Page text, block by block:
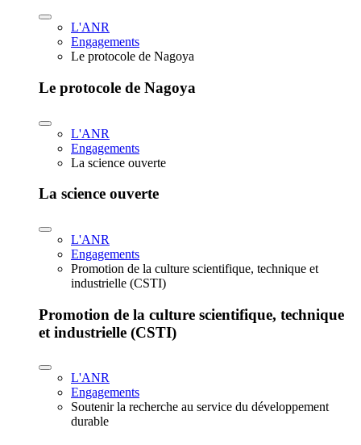
L'ANR
Engagements
Le protocole de Nagoya
Le protocole de Nagoya
L'ANR
Engagements
La science ouverte
La science ouverte
L'ANR
Engagements
Promotion de la culture scientifique, technique et
industrielle (CSTI)
Promotion de la culture scientifique, technique
et industrielle (CSTI)
L'ANR
Engagements
Soutenir la recherche au service du développement
durable